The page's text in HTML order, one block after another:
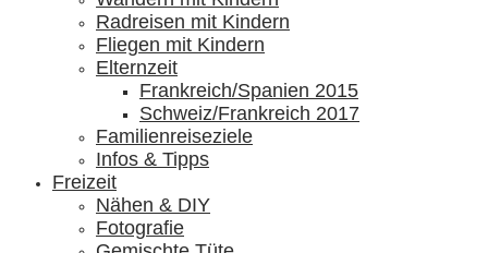
Radreisen mit Kindern
Fliegen mit Kindern
Elternzeit
Frankreich/Spanien 2015
Schweiz/Frankreich 2017
Familienreiseziele
Infos & Tipps
Freizeit
Nähen & DIY
Fotografie